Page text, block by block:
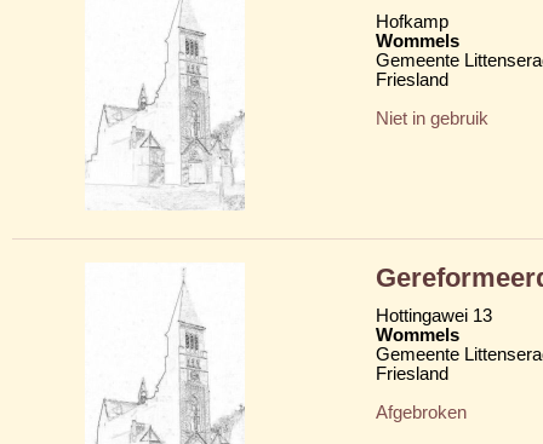
Hofkamp
Wommels
Gemeente
Friesland
Niet in gebruik
Hottingawei 13
Wommels
Gemeente
Friesland
Afgebroken